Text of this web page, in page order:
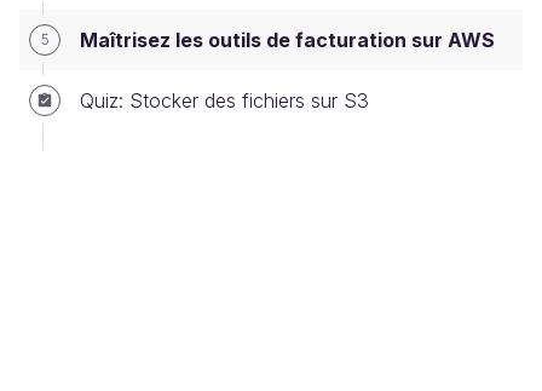
5 Maîtrisez les outils de facturation sur AWS
Quiz: Stocker des fichiers sur S3
Vous arrivez sur la console principale du service de
facturation. Au centre vous retrouvez le récapitulatif
de vos coûts actuels et prévisionnels, le nombre de